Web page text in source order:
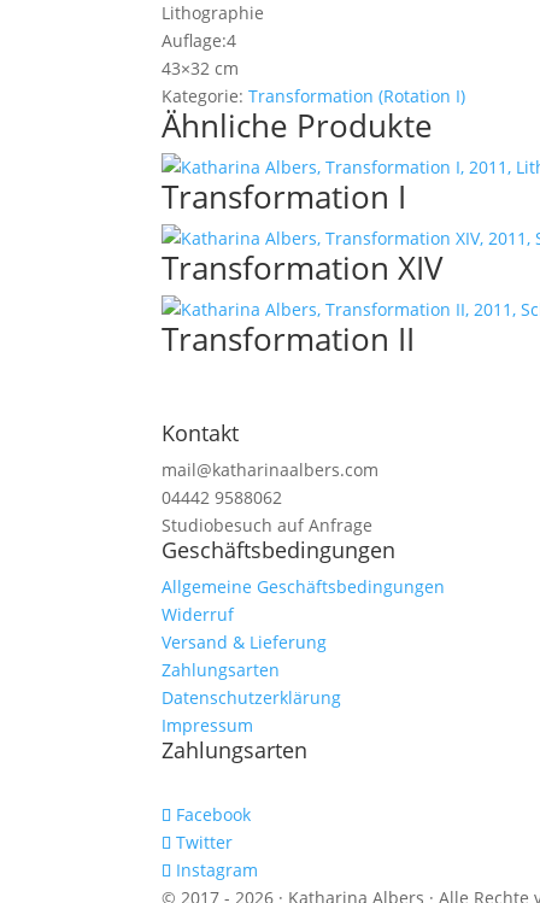
Lithographie
Auflage:4
43×32 cm
Kategorie:Transformation (Rotation I)
Ähnliche Produkte
Transformation I
Transformation XIV
Transformation II
Kontakt
mail@katharinaalbers.com
04442 9588062
Studiobesuch auf Anfrage
Geschäftsbedingungen
Allgemeine Geschäftsbedingungen
Widerruf
Versand & Lieferung
Zahlungsarten
Datenschutzerklärung
Impressum
Zahlungsarten
Facebook
Twitter
Instagram
© 2017 - 2026 · Katharina Albers · Alle Rechte